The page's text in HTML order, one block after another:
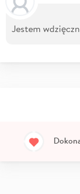
Jestem